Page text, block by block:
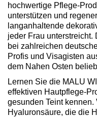
hochwertige Pflege-
unterstützen und
langanhaltende
jeder Frau unterstreicht.
bei zahlreichen
Profis und Visagisten
dem Nahen Osten
Lernen Sie die MALU
effektiven Hautpflege-
gesunden Teint
Hyaluronsäure, die die